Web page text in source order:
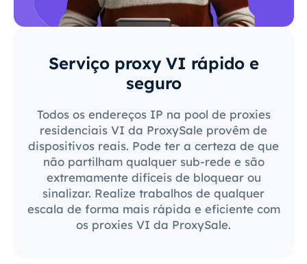
Serviço proxy VI rápido e
seguro
Todos os endereços IP na pool de proxies
residenciais VI da ProxySale provêm de
dispositivos reais. Pode ter a certeza de que
não partilham qualquer sub-rede e são
extremamente difíceis de bloquear ou
sinalizar. Realize trabalhos de qualquer
escala de forma mais rápida e eficiente com
os proxies VI da ProxySale.